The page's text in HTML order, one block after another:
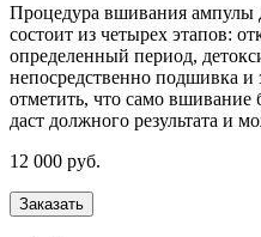
Процедура вшивания ампулы
состоит из четырех этапов:
определенный период,
непосредственно подшивка и
отметить, что само вшивание
даст должного результата и
12 000 руб.
Заказать